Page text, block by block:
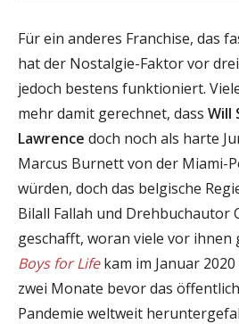
Für ein anderes Franchise, das
hat der Nostalgie-Faktor vor
jedoch bestens funktioniert.
mehr damit gerechnet, dass Will
Lawrence doch noch als harte
Marcus Burnett von der Miami-
würden, doch das belgische
Bilall Fallah und Drehbuchautor
geschafft, woran viele vor ihnen
Boys for Lifekam im Januar
zwei Monate bevor das
Pandemie weltweit